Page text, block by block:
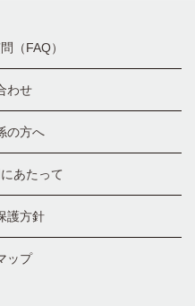
（FAQ）
わせ
の方へ
あたって
護方針
ップ